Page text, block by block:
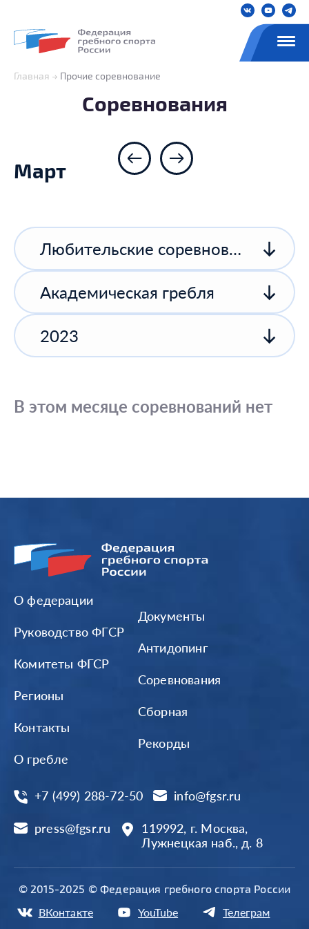
Главная Прочие соревнование
Соревнования
Март
Любительские соревнования
Академическая гребля
2023
В этом месяце соревнований нет
О федерации
Руководство ФГСР
Комитеты ФГСР
Регионы
Контакты
О гребле
Документы
Антидопинг
Соревнования
Сборная
Рекорды
+7 (499) 288-72-50 info@fgsr.ru
press@fgsr.ru
119992, г. Москва,
Лужнецкая наб., д. 8
© 2015-2025 © Федерация гребного спорта России
ВКонтакте YouTube Телеграм